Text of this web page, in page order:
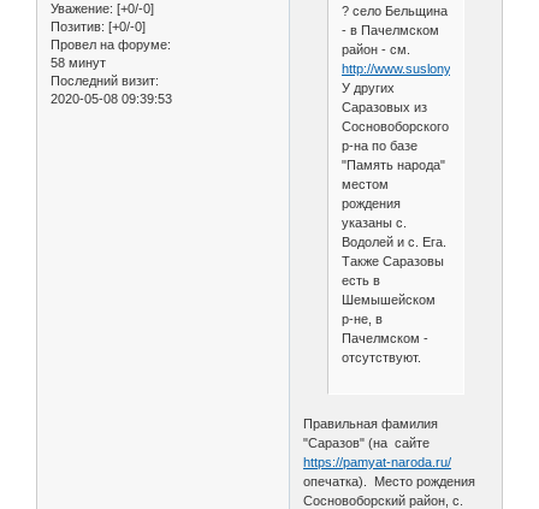
Уважение: [+0/-0]
Позитив: [+0/-0]
Провел на форуме:
58 минут
Последний визит:
2020-05-08 09:39:53
? село Бельщина
- в Пачелмском
район - см.
http://www.suslony.ru/
У других
Саразовых из
Сосновоборского
р-на по базе
"Память народа"
местом
рождения
указаны с.
Водолей и с. Ега.
Также Саразовы
есть в
Шемышейском
р-не, в
Пачелмском -
отсутствуют.
Правильная фамилия
"Саразов" (на сайте
https://pamyat-naroda.ru/
опечатка). Место рождения
Сосновоборский район, с.